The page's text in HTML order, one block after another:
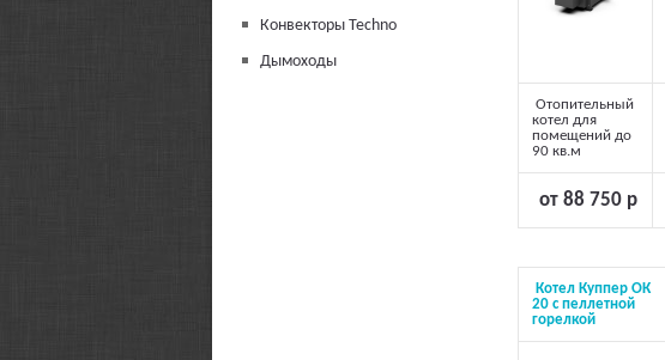
Конвекторы Techno
Дымоходы
Отопительный
котел для
помещений до
90 кв.м
от 88 750 р
Котел Куппер ОК
20 с пеллетной
горелкой